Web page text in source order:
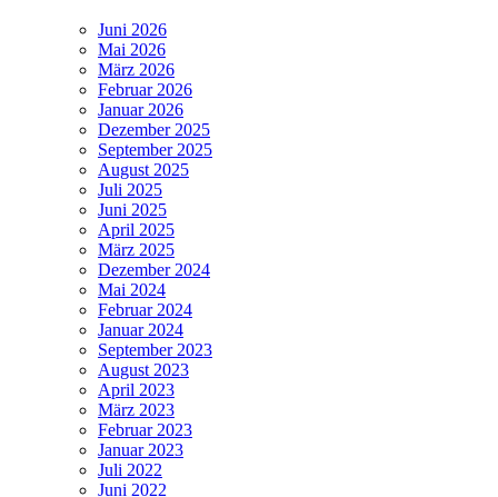
Juni 2026
Mai 2026
März 2026
Februar 2026
Januar 2026
Dezember 2025
September 2025
August 2025
Juli 2025
Juni 2025
April 2025
März 2025
Dezember 2024
Mai 2024
Februar 2024
Januar 2024
September 2023
August 2023
April 2023
März 2023
Februar 2023
Januar 2023
Juli 2022
Juni 2022